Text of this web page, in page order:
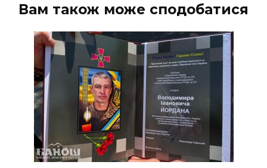
Вам також може сподобатися